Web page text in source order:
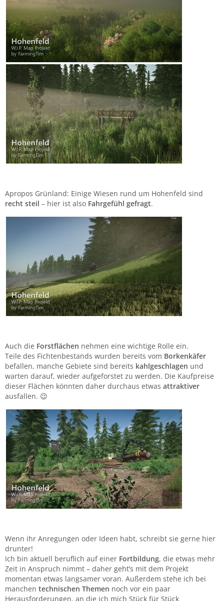
Apropos Grünland: Einige Wiesen rund um Hohenfeld sind
recht steil – hier ist also Fahrgefühl gefragt.
Auch die Forstflächen nehmen eine wichtige Rolle ein.
Teile des Fichtenbestands wurden bereits vom Borkenkäfer
befallen, manche Gebiete sind bereits kahlgeschlagen und
warten darauf, wieder aufgeforstet zu werden. Die Kaufpreise
dieser Flächen könnten daher durchaus etwas attraktiver
ausfallen. 😉
Wenn ihr Anregungen oder Ideen habt, schreibt sie gerne hier
drunter!
Ich bin aktuell beruflich auf einer Fortbildung, die etwas mehr
Zeit in Anspruch nimmt – daher geht’s mit dem Projekt
momentan etwas langsamer voran. Außerdem stehe ich bei
manchen technischen Themen noch vor ein paar
Herausforderungen, an die ich mich Stück für Stück